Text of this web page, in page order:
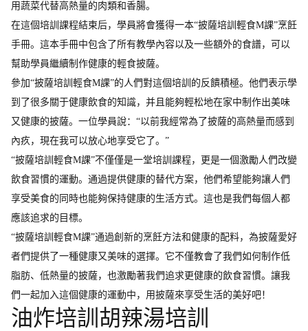
用蔬菜代替高熱量的肉類和香腸。
在這個培訓課程結束后，學員將會獲得一本“披薩培訓輕食M課”烹飪
手冊。這本手冊中包含了所有教學內容以及一些額外的食譜，可以
幫助學員繼續制作健康的輕食披薩。
參加“披薩培訓輕食M課”的人們對這個培訓的反饋積極。他們表示學
到了很多關于健康飲食的知識，并且能夠輕松地在家中制作出美味
又健康的披薩。一位學員說：“以前我經常為了披薩的高熱量而感到
內疚，現在我可以放心地享受它了。”
“披薩培訓輕食M課”不僅僅是一堂培訓課程，更是一個激勵人們改變
飲食習慣的運動。通過提供健康的替代方案，他們希望能夠讓人們
享受美食的同時也能夠保持健康的生活方式。這也是我們每個人都
應該追求的目標。
“披薩培訓輕食M課”通過創新的烹飪方法和健康的配料，為披薩愛好
者們提供了一種健康又美味的選擇。它不僅教會了我們如何制作低
脂肪、低熱量的披薩，也激勵著我們追求更健康的飲食習慣。讓我
們一起加入這個健康的運動中，用披薩來享受生活的美好吧！
油炸培訓胡辣湯培訓